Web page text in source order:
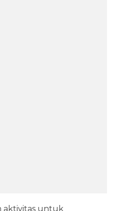
aktivitas untuk